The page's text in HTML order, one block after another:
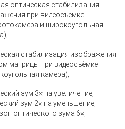
оптическая стабилизация
при видеосъёмке
и широкоугольная
стабилизация изображения
матрицы при видеосъёмке
камера);
зум 3× на увеличение,
зум 2× на уменьшение;
оптического зума 6×;